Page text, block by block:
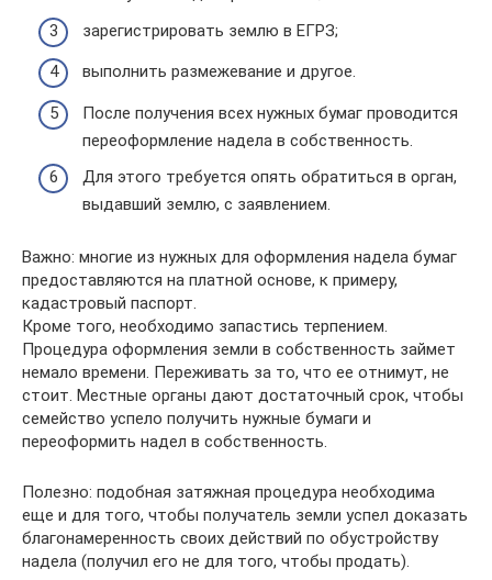
зарегистрировать землю в ЕГРЗ;
выполнить размежевание и другое.
После получения всех нужных бумаг проводится
переоформление надела в собственность.
Для этого требуется опять обратиться в орган,
выдавший землю, с заявлением.
Важно: многие из нужных для оформления надела бумаг
предоставляются на платной основе, к примеру,
кадастровый паспорт.
Кроме того, необходимо запастись терпением.
Процедура оформления земли в собственность займет
немало времени. Переживать за то, что ее отнимут, не
стоит. Местные органы дают достаточный срок, чтобы
семейство успело получить нужные бумаги и
переоформить надел в собственность.
Полезно: подобная затяжная процедура необходима
еще и для того, чтобы получатель земли успел доказать
благонамеренность своих действий по обустройству
надела (получил его не для того, чтобы продать).